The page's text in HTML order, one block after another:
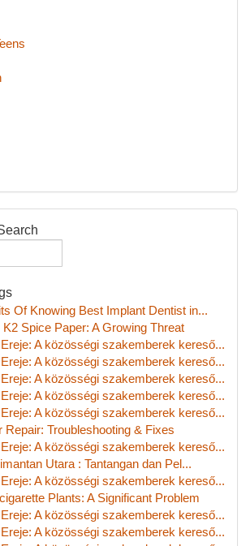
Of Knowing Best Implant Dentist in...
K2 Spice Paper: A Growing Threat
A közösségi szakemberek kereső...
A közösségi szakemberek kereső...
A közösségi szakemberek kereső...
A közösségi szakemberek kereső...
A közösségi szakemberek kereső...
Repair: Troubleshooting & Fixes
A közösségi szakemberek kereső...
Utara : Tantangan dan Pel...
A közösségi szakemberek kereső...
Plants: A Significant Problem
A közösségi szakemberek kereső...
A közösségi szakemberek kereső...